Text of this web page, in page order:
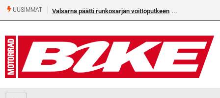
UUSIMMAT Valsarna päätti runkosarjan voittoputkeen